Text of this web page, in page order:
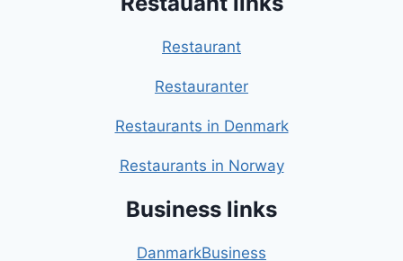
Restaurant
Restauranter
Restaurants in Denmark
Restaurants in Norway
Business links
DanmarkBusiness